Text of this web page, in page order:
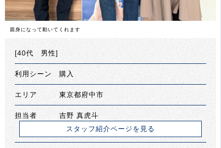
親身になって動いてくれます
[40代 男性]
利用シーン 購入
エリア 東京都府中市
担当者 吉野 真虎斗
スタッフ紹介ページを見る